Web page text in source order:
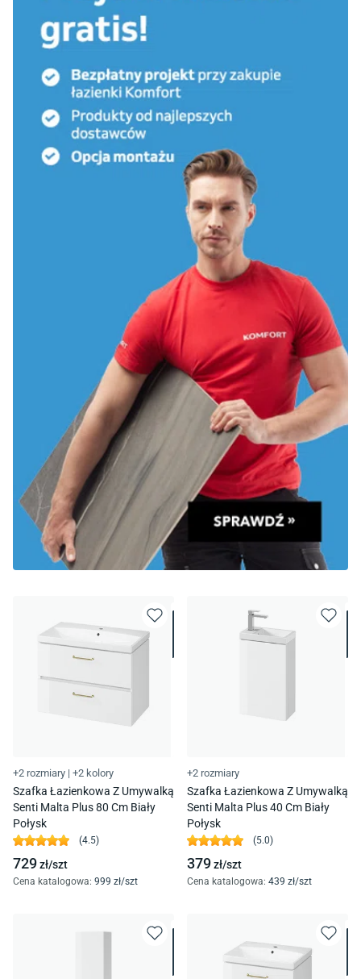
+2 rozmiary | +2 kolory
Szafka Łazienkowa Z Umywalką
Senti Malta Plus 80 Cm Biały
Połysk
(4.5)
729zł/szt
Cena katalogowa: 999 zł/szt
+2 rozmiary
Szafka Łazienkowa Z Umywalką
Senti Malta Plus 40 Cm Biały
Połysk
(5.0)
379zł/szt
Cena katalogowa: 439 zł/szt